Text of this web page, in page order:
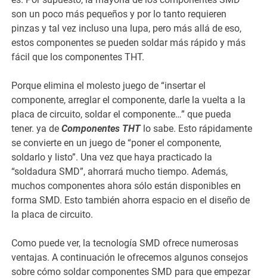
son un poco más pequeños y por lo tanto requieren
pinzas y tal vez incluso una lupa, pero más allá de eso,
estos componentes se pueden soldar más rápido y más
fácil que los componentes THT.
Porque elimina el molesto juego de “insertar el
componente, arreglar el componente, darle la vuelta a la
placa de circuito, soldar el componente…” que pueda
tener. ya deComponentes THTlo sabe. Esto rápidamente
se convierte en un juego de “poner el componente,
soldarlo y listo”. Una vez que haya practicado la
“soldadura SMD”, ahorrará mucho tiempo. Además,
muchos componentes ahora sólo están disponibles en
forma SMD. Esto también ahorra espacio en el diseño de
la placa de circuito.
Como puede ver, la tecnología SMD ofrece numerosas
ventajas. A continuación le ofrecemos algunos consejos
sobre cómo soldar componentes SMD para que empezar